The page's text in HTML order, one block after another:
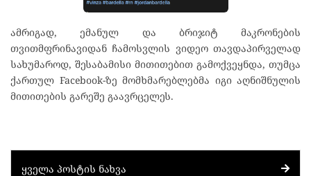
ამრიგად, ემანულ და ბრიჯიტ მაკრონების
თვითმფრინავიდან ჩამოსვლის ვიდეო თავდაპირველად
სახუმაროდ, შესაბამისი მითითებით გამოქვეყნდა, თუმცა
ქართულ Facebook-ზე მომხმარებლებმა იგი აღნიშნულის
მითითების გარეშე გაავრცელეს.
ᲧᲕᲔᲚᲐ ᲞᲝᲡᲢᲘᲡ ᲜᲐᲮᲕᲐ